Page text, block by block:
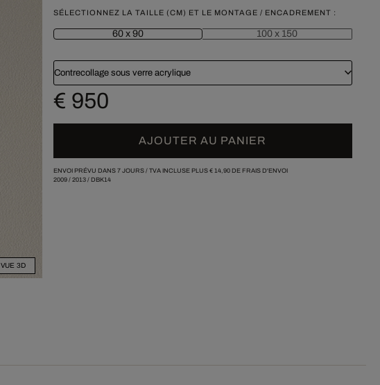
VUE 3D
SÉLECTIONNEZ LA TAILLE (CM) ET LE MONTAGE / ENCADREMENT :
60 x 90 100 x 150
Contrecollage sous verre acrylique
€ 950
AJOUTER AU PANIER
ENVOI PRÉVU DANS 7 JOURS / TVA INCLUSE PLUS € 14,90DE FRAIS D'ENVOI
2009/ 2013/ DBK14